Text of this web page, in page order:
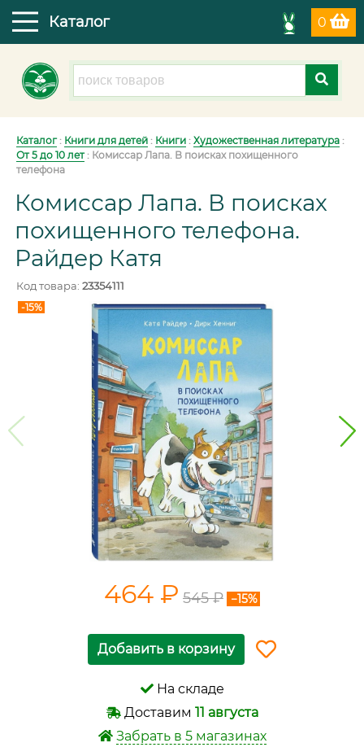
0
Каталог
Каталог: Книги для детей : Книги : Художественная литература :
От 5 до 10 лет: Комиссар Лапа. В поисках похищенного
телефона
Комиссар Лапа. В поисках
похищенного телефона.
Райдер Катя
Код товара: 23354111
-15%
464 ₽ 545 ₽ −15%
Добавить в корзину
На складе
Доставим 11 августа
Забрать в 5 магазинах